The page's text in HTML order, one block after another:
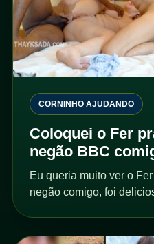
CORNINHO AJUDANDO
Coloquei o Fer
negão BBC
Eu queria muito ver o
negão comigo, foi